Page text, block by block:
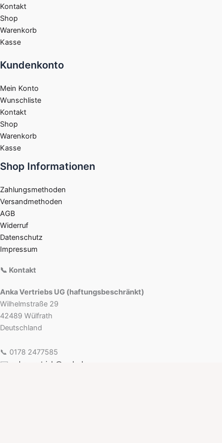
Kontakt
Shop
Warenkorb
Kasse
Kundenkonto
Mein Konto
Wunschliste
Kontakt
Shop
Warenkorb
Kasse
Shop Informationen
Zahlungsmethoden
Versandmethoden
AGB
Widerruf
Datenschutz
Impressum
📞 Kontakt
Anka Vertriebs UG (haftungsbeschränkt)
Wilhelmstraße 29
42489 Wülfrath
Deutschland
📞 0178 2477585
✉️
anka-vertrieb@web.de